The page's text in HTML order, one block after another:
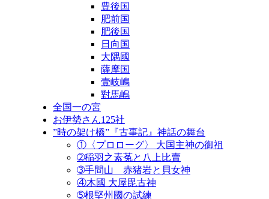
豊後国
肥前国
肥後国
日向国
大隅國
薩摩国
壹岐嶋
對馬嶋
全国一の宮
お伊勢さん125社
”時の架け橋”『古事記』神話の舞台
①〈プロローグ〉 大国主神の御祖
➁稲羽之素菟と八上比賣
➂手間山 赤猪岩と貝女神
④木國 大屋毘古神
➄根堅州國の試練